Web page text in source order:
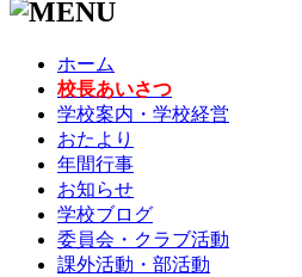
ホーム
校長あいさつ
学校案内・学校経営
おたより
年間行事
お知らせ
学校ブログ
委員会・クラブ活動
課外活動・部活動